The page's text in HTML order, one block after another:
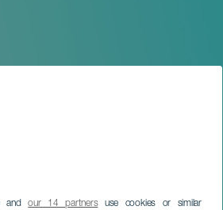
andour 14 partnersuse cookies or similar